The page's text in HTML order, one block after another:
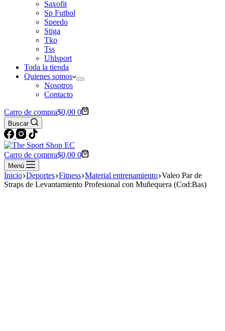
Saxofit
Sp Futbol
Speedo
Stiga
Tko
Tss
Uhlsport
Toda la tienda
Quienes somos
Nosotros
Contacto
Carro de compra$0,00 0
Buscar
Carro de compra$0,00 0
Menú
Inicio Deportes Fitness Material entrenamiento Valeo Par de
Straps de Levantamiento Profesional con Muñequera (Cod:Bas)